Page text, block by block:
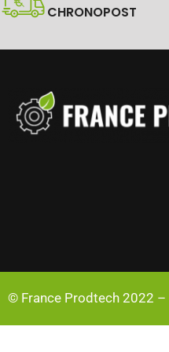
CHRONOPOST
© France Prodtech 2022 –